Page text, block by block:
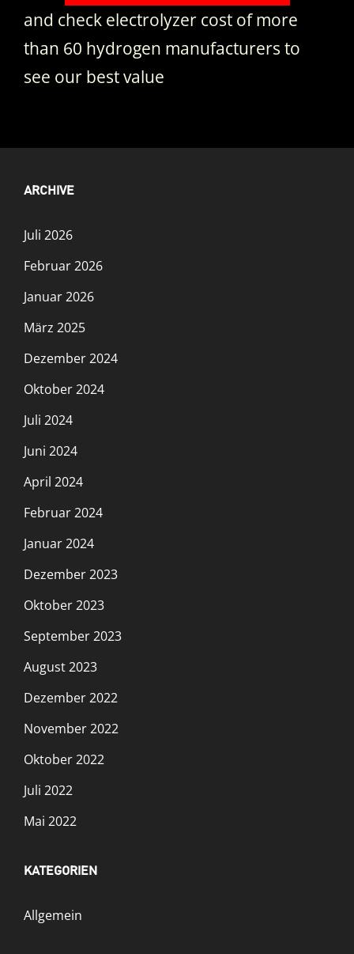
and check electrolyzer cost of more
than 60 hydrogen manufacturers to
see our best value
ARCHIVE
Juli 2026
Februar 2026
Januar 2026
März 2025
Dezember 2024
Oktober 2024
Juli 2024
Juni 2024
April 2024
Februar 2024
Januar 2024
Dezember 2023
Oktober 2023
September 2023
August 2023
Dezember 2022
November 2022
Oktober 2022
Juli 2022
Mai 2022
KATEGORIEN
Allgemein